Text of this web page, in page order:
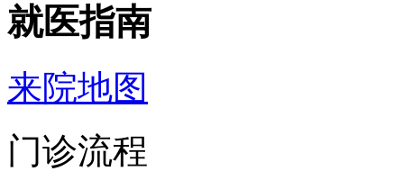
就医指南
来院地图
门诊流程